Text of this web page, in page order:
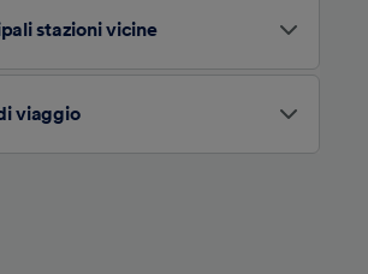
stazioni vicine
viaggio
(fornitori)